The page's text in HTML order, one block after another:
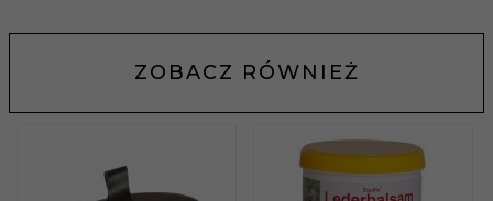
ZOBACZ RÓWNIEŻ